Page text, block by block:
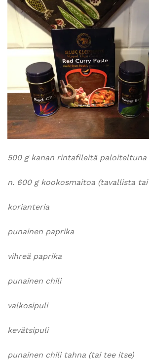
500 g kanan rintafileitä paloiteltuna
n. 600 g kookosmaitoa (tavallista
korianteria
punainen paprika
vihreä paprika
punainen chili
valkosipuli
kevätsipuli
punainen chili tahna (tai tee itse)